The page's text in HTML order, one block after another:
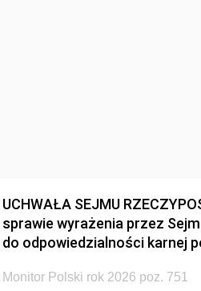
UCHWAŁA SEJMU
sprawie wyrażenia przez
do odpowiedzialności karnej
Monitor Polski rok 2026 poz. 751